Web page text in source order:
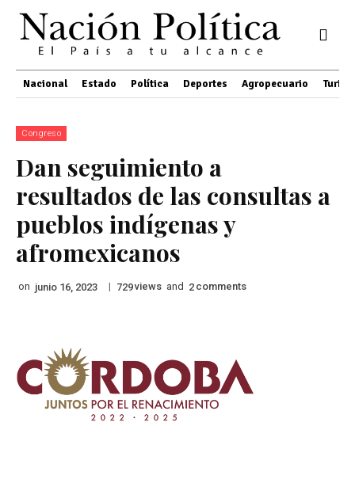
Nacional Estado Política Deportes Agropecuario
Congreso
Dan seguimiento a
resultados de las consultas a
pueblos indígenas y
afromexicanos
on junio 16, 2023 | 729views and 2 comments